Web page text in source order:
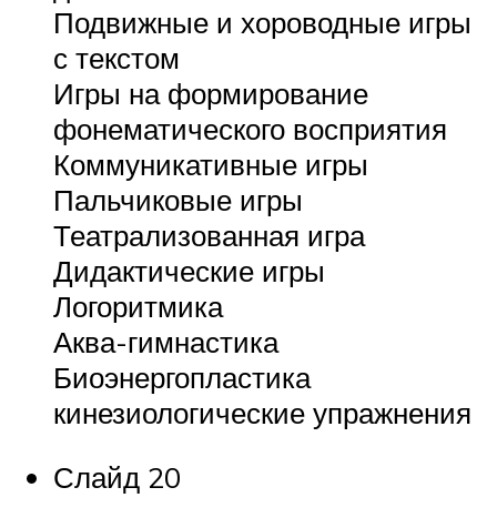
Подвижные и хороводные игры
с текстом
Игры на формирование
фонематического восприятия
Коммуникативные игры
Пальчиковые игры
Театрализованная игра
Дидактические игры
Логоритмика
Аква-гимнастика
Биоэнергопластика
кинезиологические упражнения
Слайд 20